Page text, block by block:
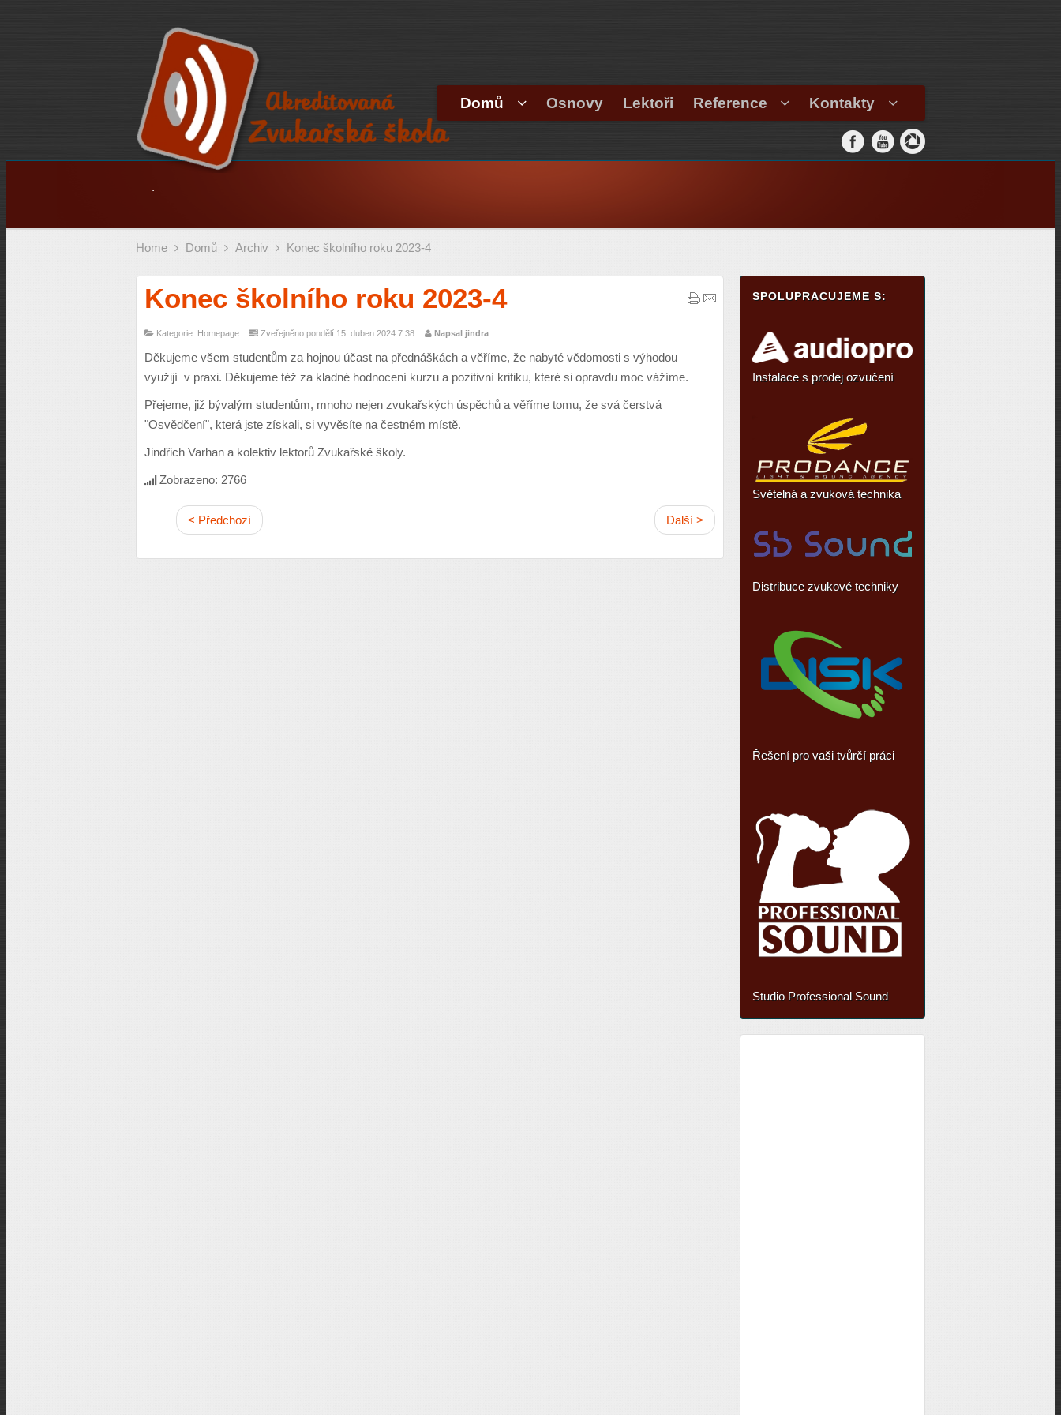
Domů Osnovy Lektoři Reference Kontakty
.
Home Domů Archiv Konec školního roku 2023-4
Konec školního roku 2023-4
Kategorie: Homepage Zveřejněno pondělí 15. duben 2024 7:38 Napsal jindra
Děkujeme všem studentům za hojnou účast na přednáškách a věříme, že nabyté vědomosti s výhodou
využijí v praxi. Děkujeme též za kladné hodnocení kurzu a pozitivní kritiku, které si opravdu moc vážíme.
Přejeme, již bývalým studentům, mnoho nejen zvukařských úspěchů a věříme tomu, že svá čerstvá
"Osvědčení", která jste získali, si vyvěsíte na čestném místě.
Jindřich Varhan a kolektiv lektorů Zvukařské školy.
Zobrazeno: 2766
< Předchozí Další >
SPOLUPRACUJEME S:
Instalace s prodej ozvučení
Světelná a zvuková technika
Distribuce zvukové techniky
Řešení pro vaši tvůrčí práci
Studio Professional Sound